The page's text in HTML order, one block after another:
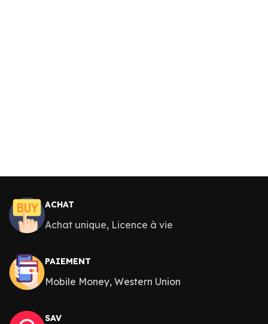
ACHAT
Achat unique, Licence à vie
PAIEMENT
Mobile Money, Western Union
SAV